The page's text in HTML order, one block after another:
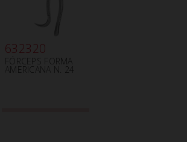
632320
FÓRCEPS FORMA
AMERICANA N. 24